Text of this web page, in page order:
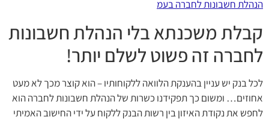
הנהלת חשבונות לחברה בעמ
קבלת משכנתא בלי הנהלת חשבונות
לחברה זה פשוט לשלם יותר!
לכל בנק יש עניין בהענקת הלוואה ללקוחותיו – הוא קוצר מכך לא מעט
אחוזים… ומשום כך תפקידנו כשרות של הנהלת חשבונות לחברה הוא
לחפש את נקודת האיזון בין רשות הבנק ללקוח על ידי החישוב האמיתי